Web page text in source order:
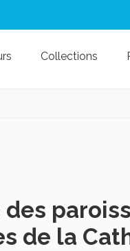
Collections
de la